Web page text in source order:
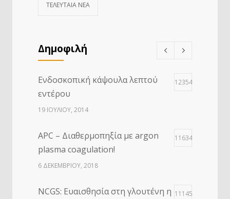
ΤΕΛΕΥΤΑΙΑ ΝΕΑ
Δημοφιλή
Ενδοσκοπική κάψουλα λεπτού
εντέρου
12354
19 ΙΟΥΛΊΟΥ, 2014
APC – Διαθερμοπηξία με argon
plasma coagulation!
11634
6 ΔΕΚΕΜΒΡΊΟΥ, 2018
NCGS: Ευαισθησία στη γλουτένη η 11145